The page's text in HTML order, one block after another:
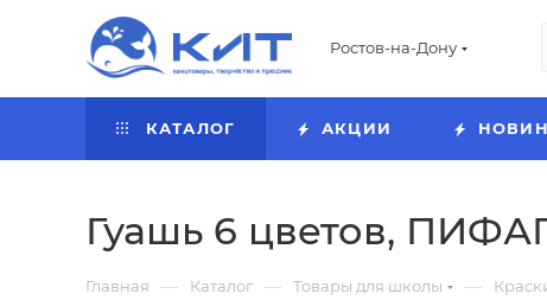
Ростов-на-Дону
КАТАЛОГ АКЦИИ
Гуашь 6 цветов,
Главная — Каталог — Товары для школы —